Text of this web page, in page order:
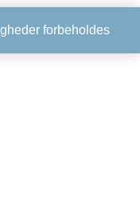
forbeholdes